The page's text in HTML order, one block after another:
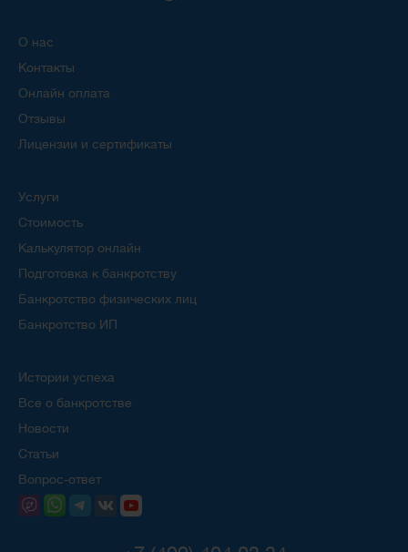
О нас
Контакты
Онлайн оплата
Отзывы
Лицензии и сертификаты
Услуги
Стоимость
Калькулятор онлайн
Подготовка к банкротству
Банкротство физических лиц
Банкротство ИП
Истории успеха
Все о банкротстве
Новости
Статьи
Вопрос-ответ